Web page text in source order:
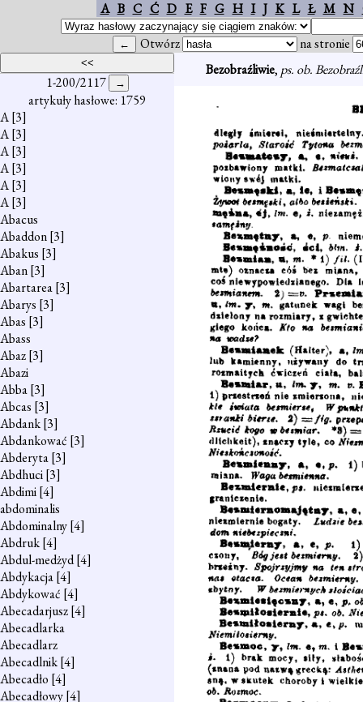
A B C Ć D E F G H I J K L Ł M N
Otwórz na stronie
1-200/2117
artykuły hasłowe: 1759
A[3]
A[3]
A[3]
A[3]
A[3]
A[3]
Abacus
Abaddon[3]
Abakus [3]
Aban[3]
Abartarea[3]
Abarys [3]
Abas [3]
Abass
Abaz[3]
Abazi
Abba[3]
Abcas [3]
Abdank[3]
Abdankować [3]
Abderyta[3]
Abdhuci[3]
Abdimi[4]
abdominalis
Abdominalny[4]
Abdruk[4]
Abdul-medżyd[4]
Abdykacja[4]
Abdykować [4]
Abecadarjusz[4]
Abecadlarka
Abecadlarz
Abecadlnik[4]
Abecadło [4]
Abecadłowy[4]
Bezobraźliwie, ps. ob.